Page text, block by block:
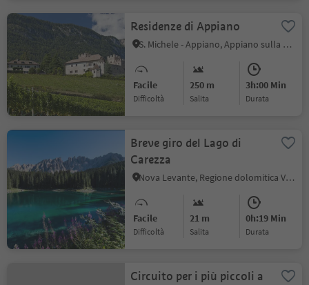
Residenze di Appiano
S. Michele - Appiano, Appiano sulla Strada del Vino, Strada del Vino
Facile
Difficoltà
250 m
Salita
3h:00 Min
durata
Breve giro del Lago di
Carezza
Nova Levante, Regione dolomitica Val d'Ega
Facile
Difficoltà
21 m
Salita
0h:19 Min
durata
Circuito per i più piccoli a